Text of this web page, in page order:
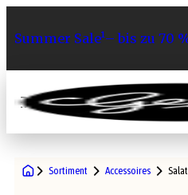
Summer Sale¹– bis zu 70
Sortiment Accessoires